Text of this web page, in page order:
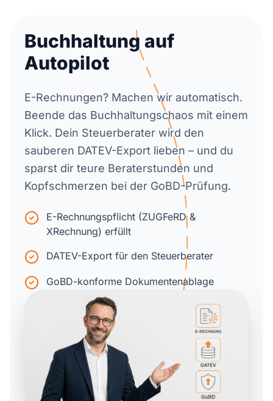
Buchhaltung auf
Autopilot
E-Rechnungen? Machen wir automatisch.
Beende das Buchhaltungschaos mit einem
Klick. Dein Steuerberater wird den
sauberen DATEV-Export lieben – und du
sparst dir teure Beraterstunden und
Kopfschmerzen bei der GoBD-Prüfung.
E-Rechnungspflicht (ZUGFeRD &
XRechnung) erfüllt
DATEV-Export für den Steuerberater
GoBD-konforme Dokumentenablage